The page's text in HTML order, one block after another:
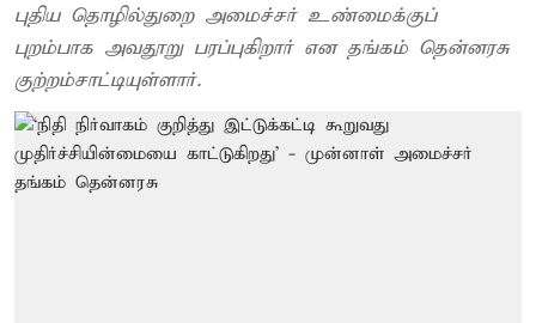
புதிய தொழில்துறை அமைச்சர் உண்மைக்குப்
புறம்பாக அவதூறு பரப்புகிறார் என தங்கம் தென்னரசு
குற்றம்சாட்டியுள்ளார்.